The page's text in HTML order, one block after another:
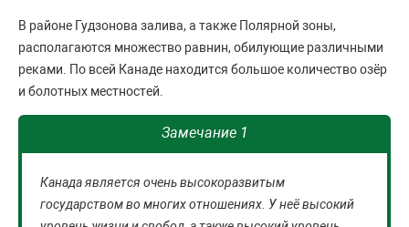
В районе Гудзонова залива, а также Полярной зоны,
располагаются множество равнин, обилующие различными
реками. По всей Канаде находится большое количество озёр
и болотных местностей.
Замечание 1
Канада является очень высокоразвитым
государством во многих отношениях. У неё высокий